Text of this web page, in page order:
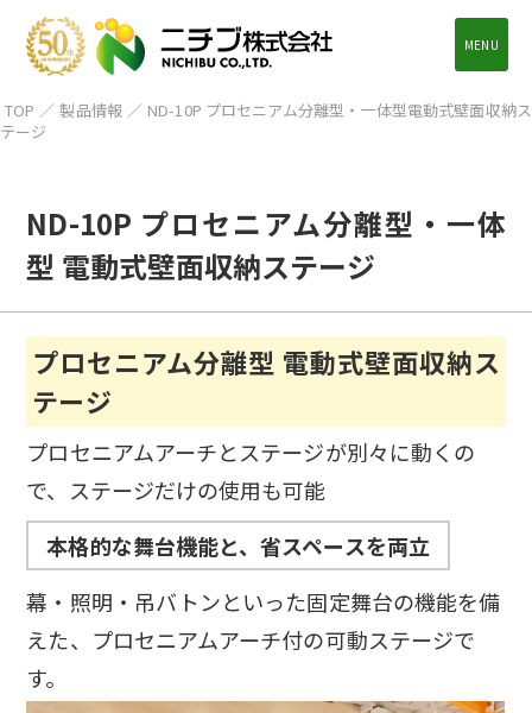
MENU
TOP ／ 製品情報 ／ ND-10P プロセニアム分離型・一体型電動式壁面収納ス
テージ
ND-10P プロセニアム分離型・一体
型 電動式壁面収納ステージ
プロセニアム分離型 電動式壁面収納ス
テージ
プロセニアムアーチとステージが別々に動くの
で、ステージだけの使用も可能
本格的な舞台機能と、省スペースを両立
幕・照明・吊バトンといった固定舞台の機能を備
えた、プロセニアムアーチ付の可動ステージで
す。